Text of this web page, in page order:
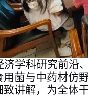
济学科研究前沿
菌与中药材仿
讲解，为全体